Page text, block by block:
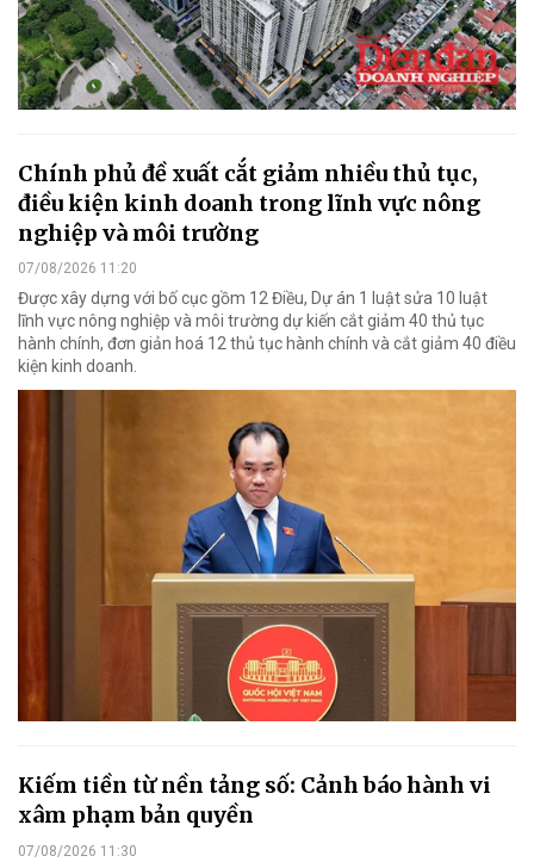
Chính phủ đề xuất cắt giảm nhiều thủ tục,
điều kiện kinh doanh trong lĩnh vực nông
nghiệp và môi trường
07/08/2026 11:20
Được xây dựng với bố cục gồm 12 Điều, Dự án 1 luật sửa 10 luật
lĩnh vực nông nghiệp và môi trường dự kiến cắt giảm 40 thủ tục
hành chính, đơn giản hoá 12 thủ tục hành chính và cắt giảm 40 điều
kiện kinh doanh.
Kiếm tiền từ nền tảng số: Cảnh báo hành vi
xâm phạm bản quyền
07/08/2026 11:30